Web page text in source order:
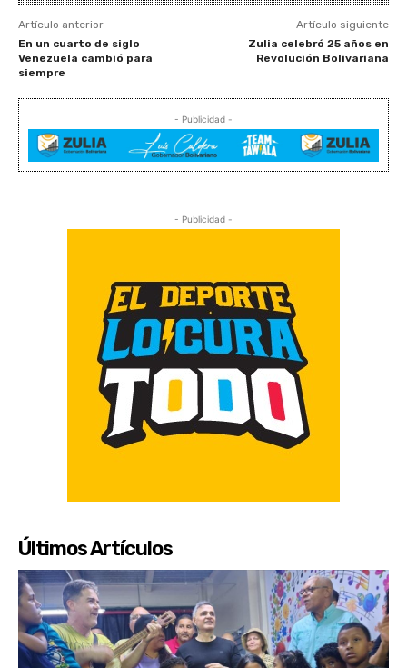
Artículo anterior
En un cuarto de siglo
Venezuela cambió para
siempre
Artículo siguiente
Zulia celebró 25 años en
Revolución Bolivariana
- Publicidad -
- Publicidad -
Últimos Artículos